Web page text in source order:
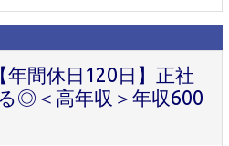
年間休日120日】正社
◎＜高年収＞年収600